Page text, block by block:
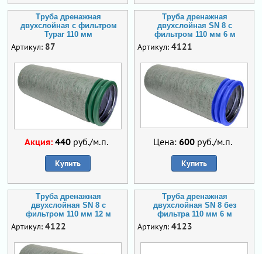
Труба дренажная
двухслойная с фильтром
Typar 110 мм
Артикул: 87
Акция: 440 руб./м.п.
Купить
Труба дренажная
двухслойная SN 8 с
фильтром 110 мм 6 м
Артикул: 4121
Цена: 600 руб./м.п.
Купить
Труба дренажная
двухслойная SN 8 с
фильтром 110 мм 12 м
Артикул: 4122
Труба дренажная
двухслойная SN 8 без
фильтра 110 мм 6 м
Артикул: 4123